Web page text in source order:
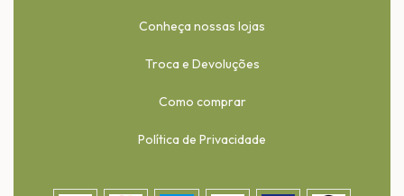
Conheça nossas lojas
Troca e Devoluções
Como comprar
Política de Privacidade